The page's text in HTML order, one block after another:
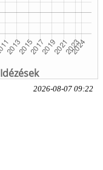
Idézések
2026-08-07 09:22